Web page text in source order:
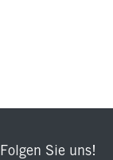
Folgen Sie uns!